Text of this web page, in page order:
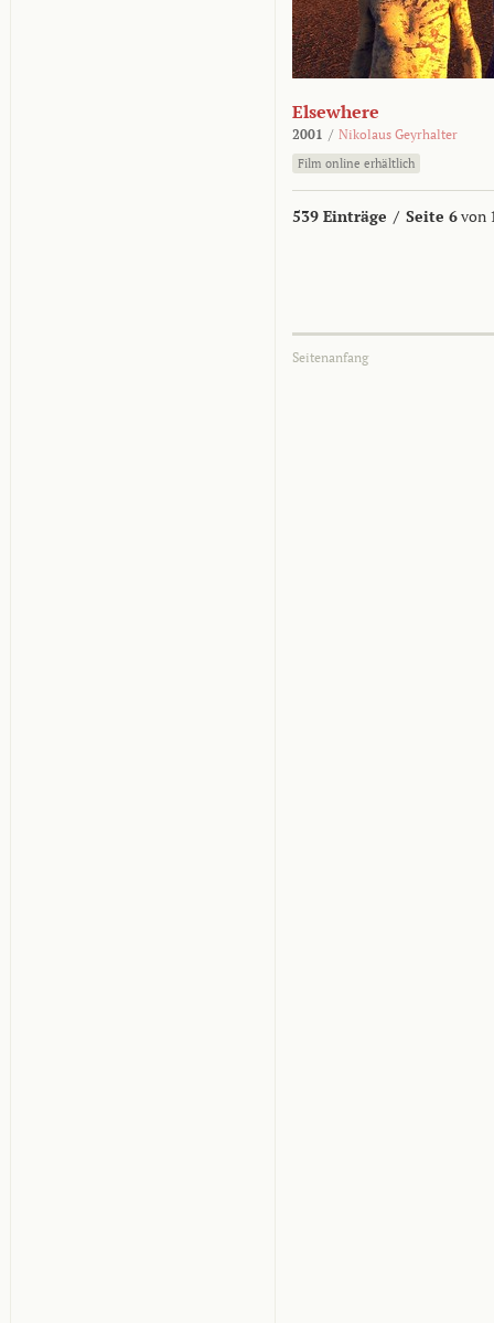
Elsewhere
2001 / Nikolaus Geyrhalter
Film online erhältlich
539 Einträge / Seite 6von
Seitenanfang